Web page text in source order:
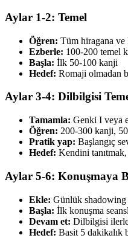
Aylar 1-2: Temel
Öğren: Tüm hiragana ve
Ezberle: 100-200 temel
Başla: İlk 50-100 kanji
Hedef: Romaji olmadan
Aylar 3-4: Dilbilgisi
Tamamla: Genki I veya
Öğren: 200-300 kanji,
Pratik yap: Başlangıç
Hedef: Kendini
Aylar 5-6: Konuşmaya
Ekle: Günlük shadowing
Başla: İlk konuşma
Devam et: Dilbilgisi
Hedef: Basit 5 dakikalık